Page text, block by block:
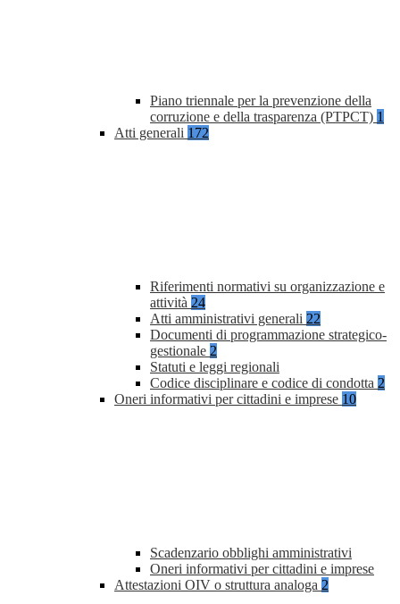
Piano triennale per la prevenzione della
corruzione e della trasparenza (PTPCT) 1
Atti generali 172
Riferimenti normativi su organizzazione e
attività 24
Atti amministrativi generali 22
Documenti di programmazione strategico-
gestionale 2
Statuti e leggi regionali
Codice disciplinare e codice di condotta 2
Oneri informativi per cittadini e imprese 10
Scadenzario obblighi amministrativi
Oneri informativi per cittadini e imprese
Attestazioni OIV o struttura analoga 2